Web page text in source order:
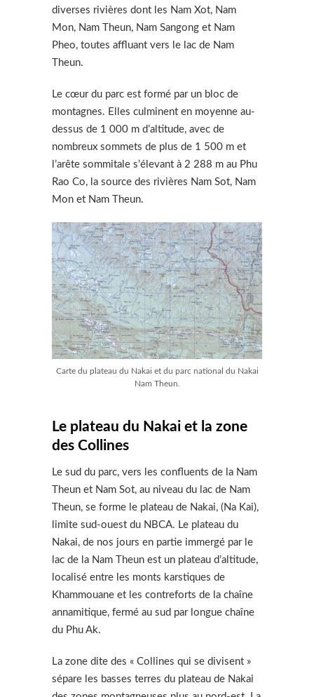
diverses rivières dont les Nam Xot, Nam
Mon, Nam Theun, Nam Sangong et Nam
Pheo, toutes affluant vers le lac de Nam
Theun.
Le cœur du parc est formé par un bloc de
montagnes. Elles culminent en moyenne au-
dessus de 1 000 m d’altitude, avec de
nombreux sommets de plus de 1 500 m et
l’arête sommitale s’élevant à 2 288 m au Phu
Rao Co, la source des rivières Nam Sot, Nam
Mon et Nam Theun.
Carte du plateau du Nakai et du parc national du Nakai
Nam Theun.
Le plateau du Nakai et la zone
des Collines
Le sud du parc, vers les confluents de la Nam
Theun et Nam Sot, au niveau du lac de Nam
Theun, se forme le plateau de Nakai, (Na Kai),
limite sud-ouest du NBCA. Le plateau du
Nakai, de nos jours en partie immergé par le
lac de la Nam Theun est un plateau d’altitude,
localisé entre les monts karstiques de
Khammouane et les contreforts de la chaîne
annamitique, fermé au sud par longue chaîne
du Phu Ak.
La zone dite des « Collines qui se divisent »
sépare les basses terres du plateau de Nakai